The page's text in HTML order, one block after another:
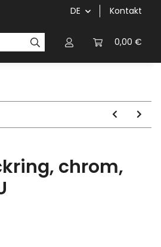
DE Kontakt
0,00 €
Kassetten Kurbeln/
chrom,